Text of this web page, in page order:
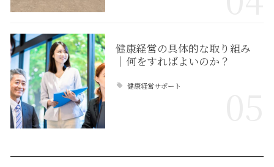
健康経営の具体的な取り組み
｜何をすればよいのか？
健康経営サポート